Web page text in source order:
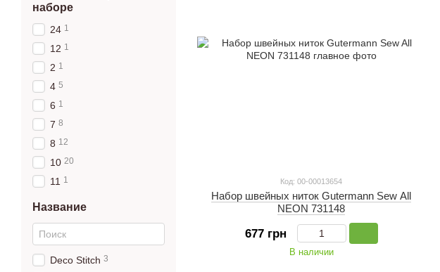
Код: 00-00013654
Набор швейных ниток Gutermann Sew All
NEON 731148
677 грн
В наличии
наборе
24 1
12 1
2 1
4 5
6 1
7 8
8 12
10 20
11 1
Название
Deco Stitch 3